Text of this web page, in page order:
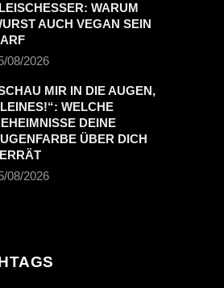
WARUM
AUCH VEGAN SEIN
08/2026
MIR IN DIE AUGEN,
WELCHE
DEINE
ÜBER DICH
08/2026